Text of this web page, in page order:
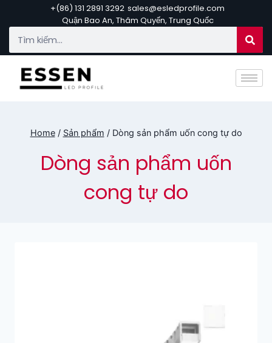
+(86) 131 2891 3292 sales@esledprofile.com
Quận Bao An, Thâm Quyến, Trung Quốc
Home / Sản phẩm / Dòng sản phẩm uốn cong tự do
Dòng sản phẩm uốn
cong tự do